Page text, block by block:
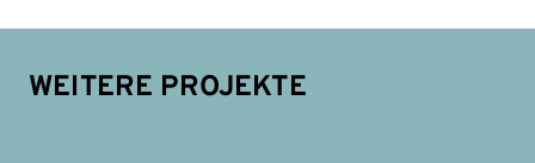
WEITERE PROJEKTE